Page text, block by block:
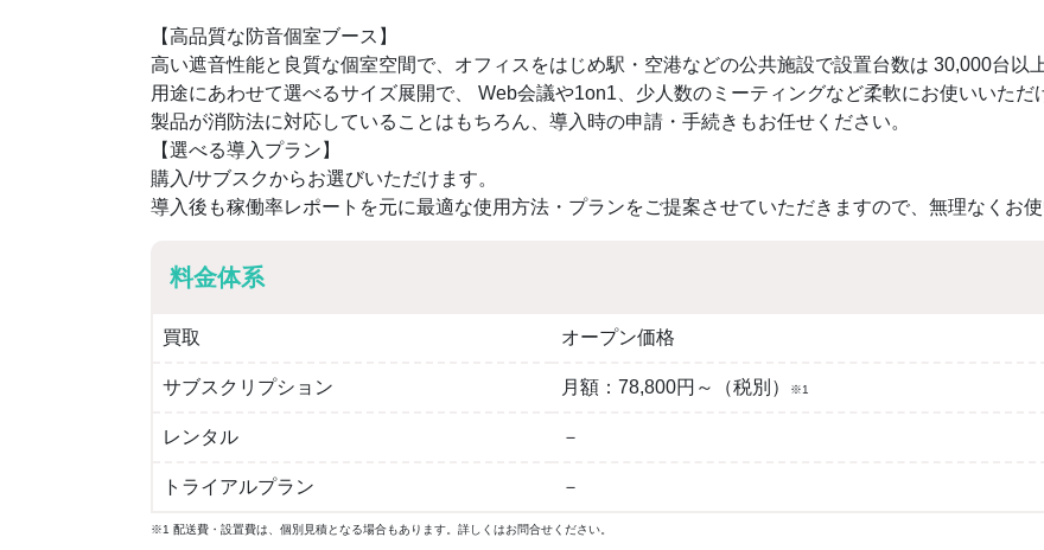
【高品質な防音個室ブース】
高い遮音性能と良質な個室空間で、オフィスをはじめ駅・空港などの公共施設で設置台数は 30,000台以上
用途にあわせて選べるサイズ展開で、 Web会議や1on1、少人数のミーティングなど柔軟にお使いいただ
製品が消防法に対応していることはもちろん、導入時の申請・手続きもお任せください。
【選べる導入プラン】
購入/サブスクからお選びいただけます。
導入後も稼働率レポートを元に最適な使用方法・プランをご提案させていただきますので、無理なくお使
料金体系
買取 オープン価格
サブスクリプション 月額：78,800円～（税別） ※1
レンタル －
トライアルプラン －
※1 配送費・設置費は、個別見積となる場合もあります。詳しくはお問合せください。